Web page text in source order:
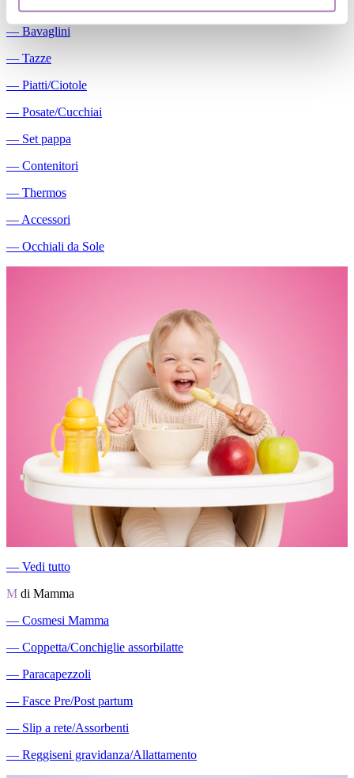
― Bavaglini
― Tazze
― Piatti/Ciotole
― Posate/Cucchiai
― Set pappa
― Contenitori
― Thermos
― Accessori
― Occhiali da Sole
― Vedi tutto
M di Mamma
― Cosmesi Mamma
― Coppetta/Conchiglie assorbilatte
― Paracapezzoli
― Fasce Pre/Post partum
― Slip a rete/Assorbenti
― Reggiseni gravidanza/Allattamento